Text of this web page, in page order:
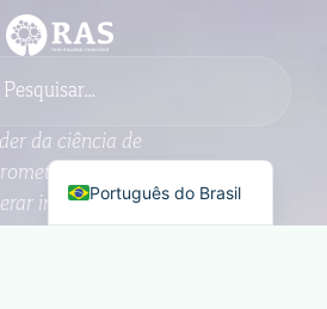
da ciência de
com a
impacto ePortuguês do Brasil
English